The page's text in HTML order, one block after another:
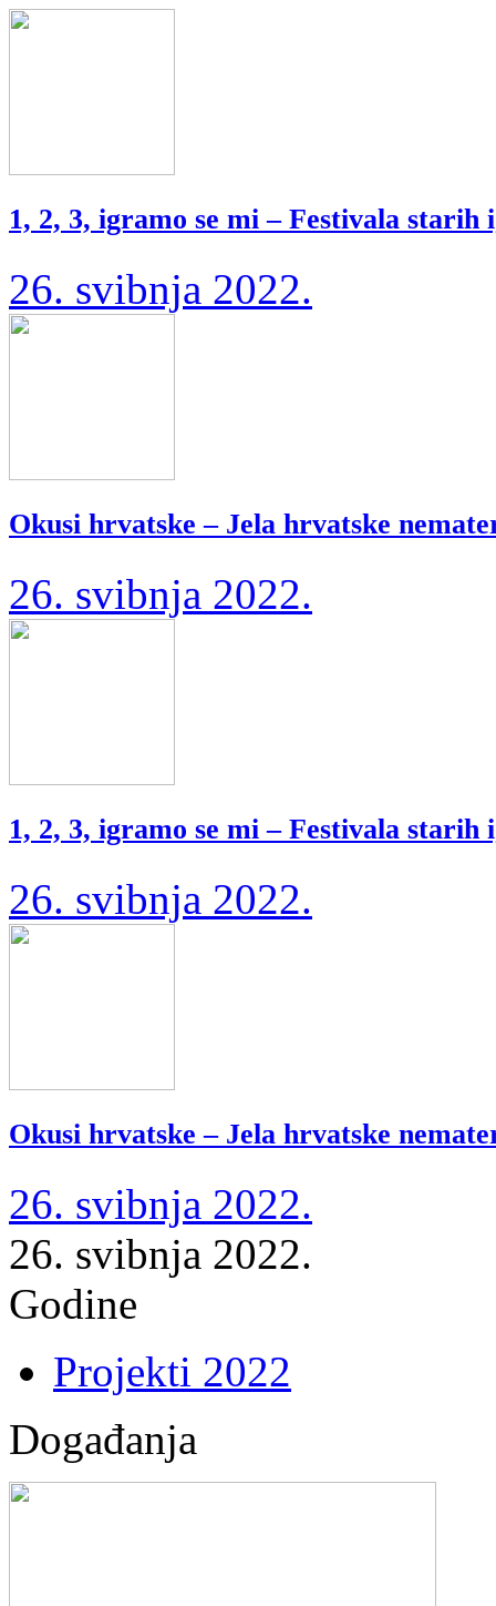
1, 2, 3, igramo se mi – Festivala starih
26. svibnja 2022.
Okusi hrvatske – Jela hrvatske
26. svibnja 2022.
1, 2, 3, igramo se mi – Festivala starih
26. svibnja 2022.
Okusi hrvatske – Jela hrvatske
26. svibnja 2022.
26. svibnja 2022.
Godine
Projekti 2022
Događanja